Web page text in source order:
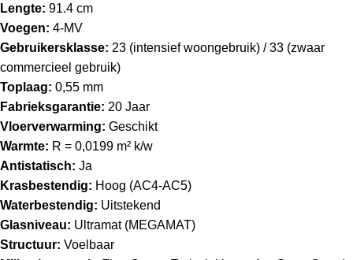
Lengte: 91.4 cm
Voegen: 4-MV
Gebruikersklasse: 23 (intensief woongebruik) / 33 (zwaar
commercieel gebruik)
Toplaag: 0,55 mm
Fabrieksgarantie: 20 Jaar
Vloerverwarming: Geschikt
Warmte: R = 0,0199 m² k/w
Antistatisch: Ja
Krasbestendig: Hoog (AC4-AC5)
Waterbestendig: Uitstekend
Glasniveau: Ultramat (MEGAMAT)
Structuur: Voelbaar